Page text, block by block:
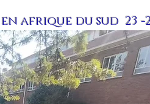
afrique du sud 23 -